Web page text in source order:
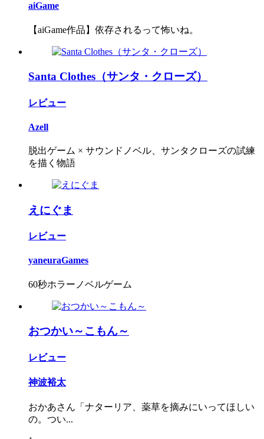
aiGame
【aiGame作品】依存されるって怖いね。
Santa Clothes（サンタ・クローズ）
レビュー
Azell
脱出ゲーム × サウンドノベル、サンタクローズの試練
を描く物語
えにぐま
レビュー
yaneuraGames
60秒ホラーノベルゲーム
おつかい～こもん～
レビュー
神波裕太
おかあさん「ナターリア、薬草を摘みにいってほしい
の。つい...